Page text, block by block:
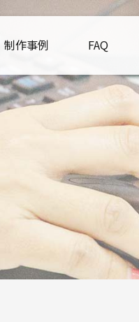
制作事例 FAQ